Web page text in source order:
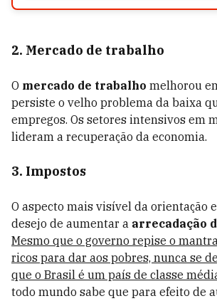
2. Mercado de trabalho
O mercado de trabalho melhorou
persiste o velho problema da baixa
empregos. Os setores intensivos em
lideram a recuperação da economia.
3. Impostos
O aspecto mais visível da orientação
desejo de aumentar a arrecadação
Mesmo que o governo repise o
ricos para dar aos pobres, nunca se
que o Brasil é um país de classe
todo mundo sabe que para efeito de